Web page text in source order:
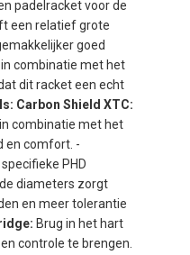
padelracket voor de
een relatief grote
goed
combinatie met het
dit racket een echt
Carbon Shield XTC:
combinatie met het
en comfort. -
specifieke PHD
diameters zorgt
en meer tolerantie
Brug in het hart
controle te brengen.